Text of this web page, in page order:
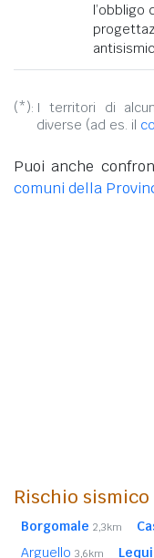
l’obbligo
(*): I territori di
diverse (ad es. il
Puoi anche
comuni della
Rischio
Borgomale 2,3km
Arguello 3,6km